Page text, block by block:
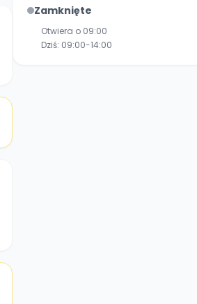
Zamknięte
Otwiera o 09:00
Dziś: 09:00-14:00